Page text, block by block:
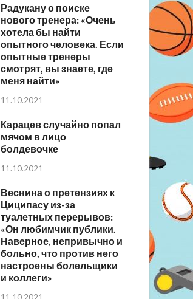
Радукану о поиске
нового тренера: «Очень
хотела бы найти
опытного человека. Если
опытные тренеры
смотрят, вы знаете, где
меня найти»
11.10.2021
Карацев случайно попал
мячом в лицо
болдевочке
11.10.2021
Веснина о претензиях к
Циципасу из-за
туалетных перерывов:
«Он любимчик публики.
Наверное, непривычно и
больно, что против него
настроены болельщики
и коллеги»